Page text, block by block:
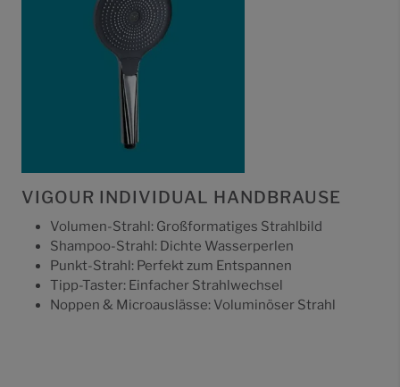
VIGOUR INDIVIDUAL HANDBRAUSE
Volumen-Strahl: Großformatiges Strahlbild
Shampoo-Strahl: Dichte Wasserperlen
Punkt-Strahl: Perfekt zum Entspannen
Tipp-Taster: Einfacher Strahlwechsel
Noppen & Microauslässe: Voluminöser Strahl